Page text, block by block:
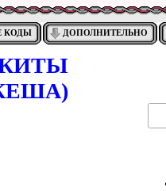
КОДЫ ДОПОЛНИТЕЛЬНО